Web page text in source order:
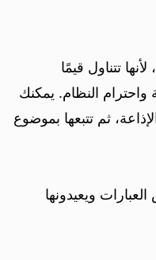
تتناول قيمًا
النظام. يمكنك
ثم تتبعها بموضوع
ويعيدونها